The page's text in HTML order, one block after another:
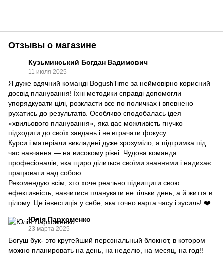
Отзывы о магазине
Кузьминський Богдан Вадимович
11 июля 2025
Я дуже вдячний команді BogushTime за неймовірно корисний
досвід планування! Їхні методики справді допомогли
упорядкувати цілі, розкласти все по поличках і впевнено
рухатись до результатів. Особливо сподобалась ідея
«хвильового планування», яка дає можливість гнучко
підходити до своїх завдань і не втрачати фокусу.
Курси і матеріали викладені дуже зрозуміло, а підтримка під
час навчання — на високому рівні. Чудова команда
професіоналів, яка щиро ділиться своїми знаннями і надихає
працювати над собою.
Рекомендую всім, хто хоче реально підвищити свою
ефективність, навчитися планувати не тільки день, а й життя в
цілому. Це інвестиція у себе, яка точно варта часу і зусиль! ❤️
Юлія Пархоменко
23 марта 2025
Богуш бук- это крутейший персональный блокнот, в котором
можно планировать на день, на неделю, на месяц, на год!!